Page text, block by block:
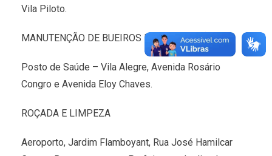
Vila Piloto.
MANUTENÇÃO DE BUEIROS E CONSTRUÇÃO
Posto de Saúde – Vila Alegre, Avenida Rosário
Congro e Avenida Eloy Chaves.
ROÇADA E LIMPEZA
Aeroporto, Jardim Flamboyant, Rua José Hamilcar